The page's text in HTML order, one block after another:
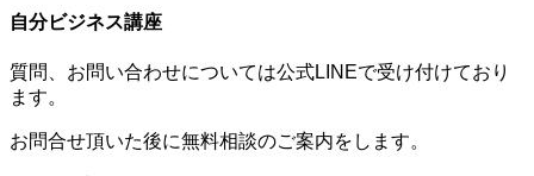
自分ビジネス講座
質問、お問い合わせについては公式LINEで受け付けており
ます。
お問合せ頂いた後に無料相談のご案内をします。